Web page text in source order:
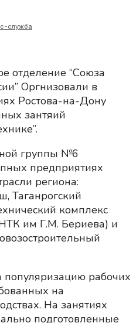
служба
отделение “Союза
Оргнизовали в
Ростова-на-Дону
зантяий
группы №6
предприятиях
региона:
Таганрогский
комплекс
им Г.М. Бериева) и
рабочих
на
На занятиях
подготовленные